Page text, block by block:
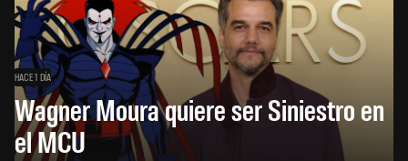
HACE 1 DÍA
Wagner Moura quiere ser Siniestro en
el MCU